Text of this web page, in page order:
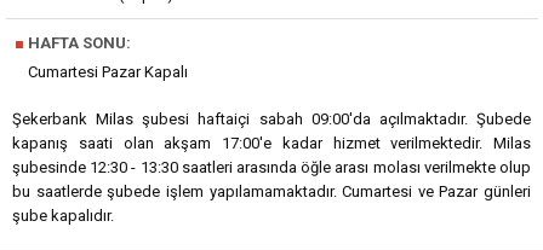
■ HAFTA SONU:
Cumartesi Pazar Kapalı
Şekerbank Milas şubesi haftaiçi sabah 09:00'da açılmaktadır. Şubede
kapanış saati olan akşam 17:00'e kadar hizmet verilmektedir. Milas
şubesinde 12:30 - 13:30 saatleri arasında öğle arası molası verilmekte olup
bu saatlerde şubede işlem yapılamamaktadır. Cumartesi ve Pazar günleri
şube kapalıdır.